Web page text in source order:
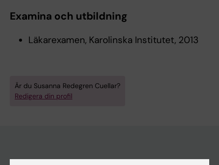
Examina och utbildning
Läkarexamen, Karolinska Institutet, 2013
Är du Susanna Redegren Cuellar?
Redigera din profil